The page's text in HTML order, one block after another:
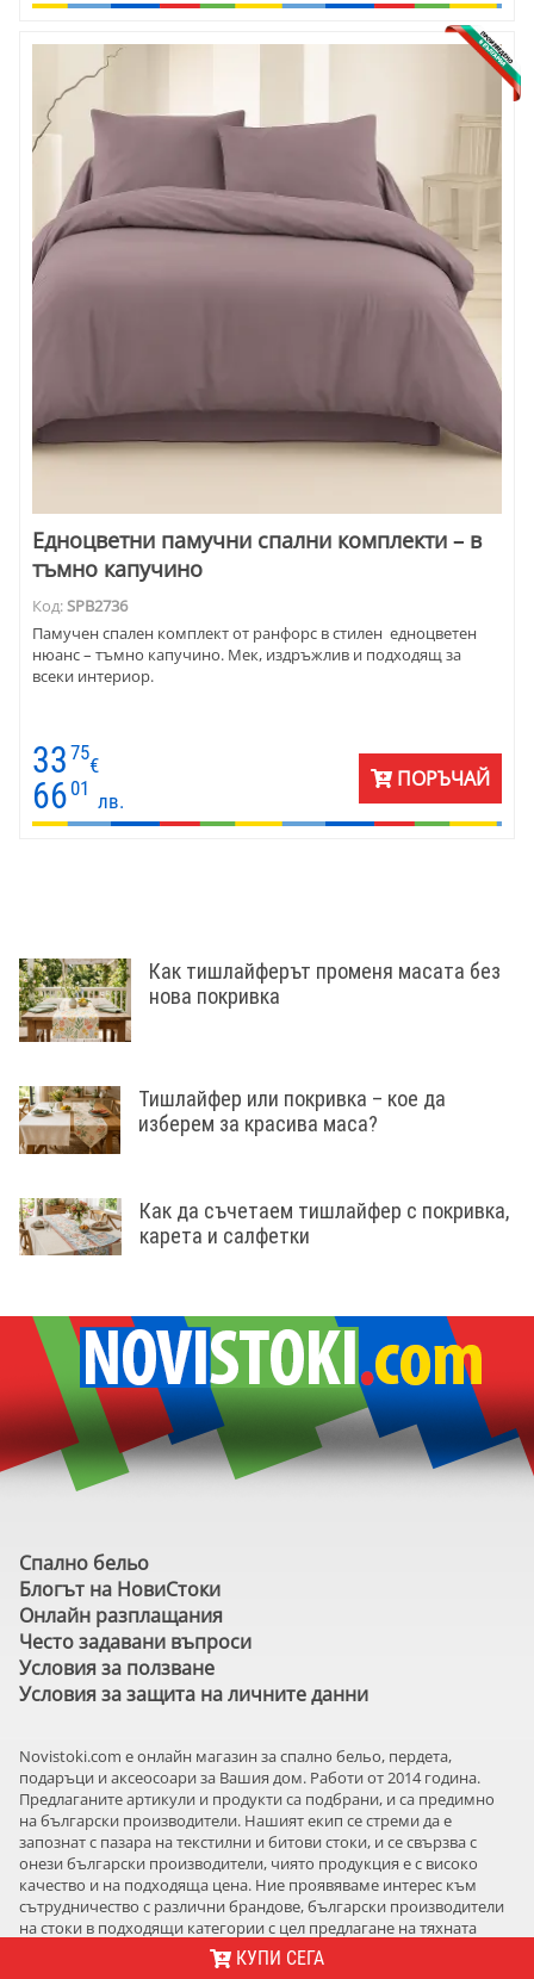
Едноцветни памучни спални комплекти – в
тъмно капучино
Код:SPB2736
Памучен спален комплект от ранфорс в стилен едноцветен
нюанс – тъмно капучино. Мек, издръжлив и подходящ за
всеки интериор.
33 75
€
66 01
лв.
ПОРЪЧАЙ
КУПИ СЕГА
Как тишлайферът променя масата без
нова покривка
Тишлайфер или покривка – кое да
изберем за красива маса?
Как да съчетаем тишлайфер с покривка,
карета и салфетки
Спално бельо
Блогът на НовиСтоки
Онлайн разплащания
Често задавани въпроси
Условия за ползване
Условия за защита на личните данни
Novistoki.com e онлайн магазин за спално бельо, пердета,
подаръци и аксеосоари за Вашия дом. Работи от 2014 година.
Предлаганите артикули и продукти са подбрани, и са предимно
на български производители. Нашият екип се стреми да е
запознат с пазара на текстилни и битови стоки, и се свързва с
онези български производители, чиято продукция е с високо
качество и на подходяща цена. Ние проявяваме интерес към
сътрудничество с различни брандове, български производители
на стоки в подходящи категории с цел предлагане на тяхната
продукция в онлайн магазин Novistoki.com